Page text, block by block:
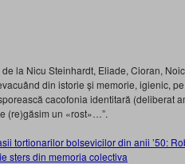
la Nicu Steinhardt, Eliade, Cioran,
din istorie și memorie, igienic,
cacofonia identitară (deliberat
(re)găsim un «rost»…”.
tortionarilor bolsevicilor din anii ’50:
sters din memoria colectiva